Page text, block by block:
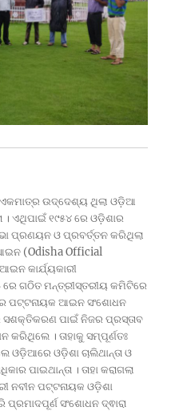
ଉଦ୍ଦେଶ୍ୟ ଥିଲା ଓଡ଼ିଆ
। ଏଥିପାଇଁ ୧୯୫୪ ରେ ଓଡ଼ିଶାର
ପ୍ରଣୟନ ଓ ପ୍ରବର୍ତ୍ତନ କରିଥିଲା
(Odisha Official
କାର୍ଯ୍ୟକାରୀ
ରେ ଗଠିତ ମନ୍ତ୍ରୀସ୍ତରୀୟ କମିଟିରେ
ପଟ୍ଟନାୟକ ଆଇନ ସଂଶୋଧନ
ପାଇଁ ନିଜର ପ୍ରସ୍ତାବ
କରିଥିଲେ । ତାହାକୁ ସମ୍ପୂର୍ଣତଃ
ଓଡ଼ିଆରେ ଓଡ଼ିଶା ଚାଲିଥାନ୍ତା ଓ
ପାଇଥାନ୍ତା । ତାହା କରାଗଲା
ନବୀନ ପଟ୍ଟନାୟକ ଓଡ଼ିଶା
ପ୍ରମାଦପୂର୍ଣ ସଂଶୋଧନ ଦ୍ଵାରା